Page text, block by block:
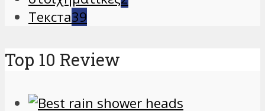
Текста39
Top 10 Review